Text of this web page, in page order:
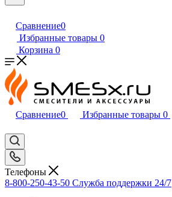
Сравнение0
Избранные товары 0
Корзина 0
Сравнение0 Избранные товары 0
Телефоны
8-800-250-43-50 Служба поддержки 24/7